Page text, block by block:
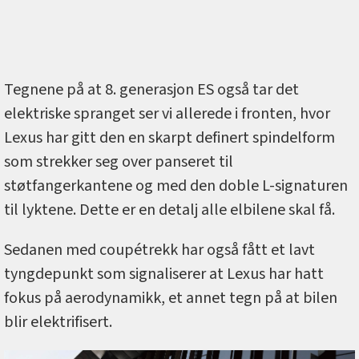
Tegnene på at 8. generasjon ES også tar det
elektriske spranget ser vi allerede i fronten, hvor
Lexus har gitt den en skarpt definert spindelform
som strekker seg over panseret til
støtfangerkantene og med den doble L-signaturen
til lyktene. Dette er en detalj alle elbilene skal få.
Sedanen med coupétrekk har også fått et lavt
tyngdepunkt som signaliserer at Lexus har hatt
fokus på aerodynamikk, et annet tegn på at bilen
blir elektrifisert.